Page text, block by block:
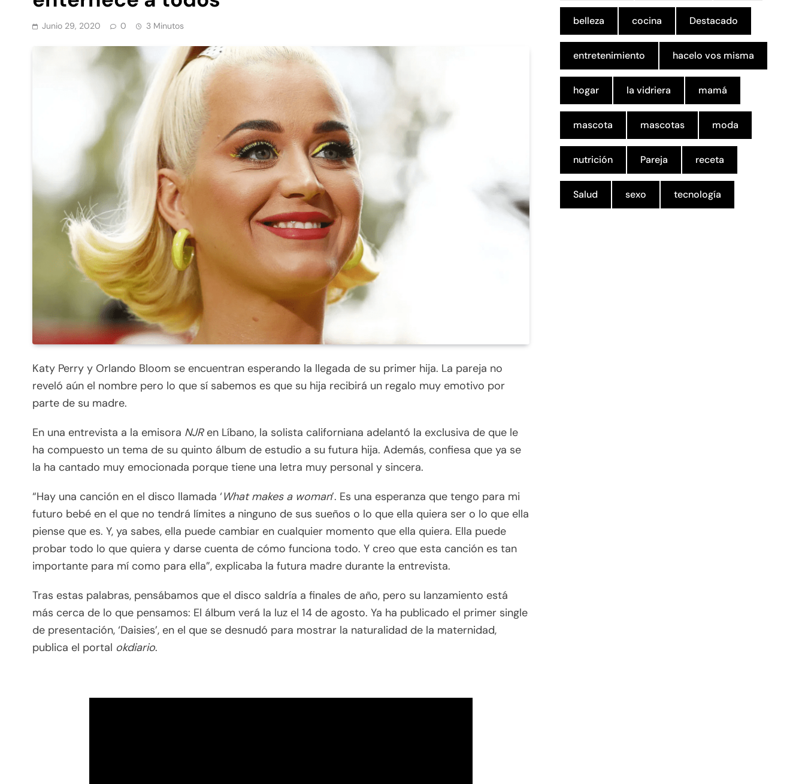
Junio 29, 2020 0 3 Minutos
Katy Perry y Orlando Bloom se encuentran esperando la llegada de su primer hija. La pareja no
reveló aún el nombre pero lo que sí sabemos es que su hija recibirá un regalo muy emotivo por
parte de su madre.
En una entrevista a la emisora NJRen Líbano, la solista californiana adelantó la exclusiva de que le
ha compuesto un tema de su quinto álbum de estudio a su futura hija. Además, confiesa que ya se
la ha cantado muy emocionada porque tiene una letra muy personal y sincera.
“Hay una canción en el disco llamada ‘What makes a woman’. Es una esperanza que tengo para mi
futuro bebé en el que no tendrá límites a ninguno de sus sueños o lo que ella quiera ser o lo que ella
piense que es. Y, ya sabes, ella puede cambiar en cualquier momento que ella quiera. Ella puede
probar todo lo que quiera y darse cuenta de cómo funciona todo. Y creo que esta canción es tan
importante para mí como para ella”, explicaba la futura madre durante la entrevista.
Tras estas palabras, pensábamos que el disco saldría a finales de año, pero su lanzamiento está
más cerca de lo que pensamos: El álbum verá la luz el 14 de agosto. Ya ha publicado el primer single
de presentación, ‘Daisies’, en el que se desnudó para mostrar la naturalidad de la maternidad,
publica el portal okdiario.
belleza cocina Destacado
entretenimiento hacelo vos misma
hogar la vidriera mamá
mascota mascotas moda
nutrición Pareja receta
Salud sexo tecnología